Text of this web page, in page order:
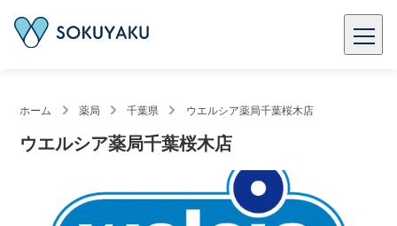
ホーム 薬局 千葉県 ウエルシア薬局千葉桜木店
ウエルシア薬局千葉桜木店